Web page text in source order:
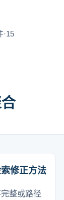
·15
修正方法
整或路径